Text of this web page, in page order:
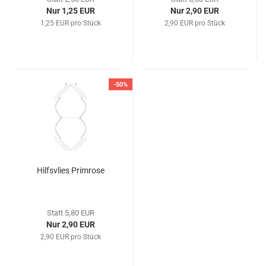
Nur 1,25 EUR
1,25 EUR pro Stück
Nur 2,90 EUR
2,90 EUR pro Stück
-50%
Hilfsvlies Primrose
Statt 5,80 EUR
Nur 2,90 EUR
2,90 EUR pro Stück